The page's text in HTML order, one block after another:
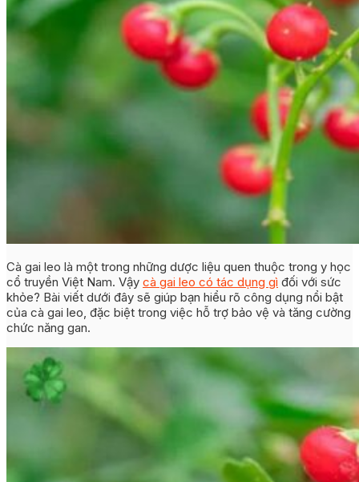
Cà gai leo là một trong những dược liệu quen thuộc trong y học
cổ truyền Việt Nam. Vậy cà gai leo có tác dụng gì đối với sức
khỏe? Bài viết dưới đây sẽ giúp bạn hiểu rõ công dụng nổi bật
của cà gai leo, đặc biệt trong việc hỗ trợ bảo vệ và tăng cường
chức năng gan.